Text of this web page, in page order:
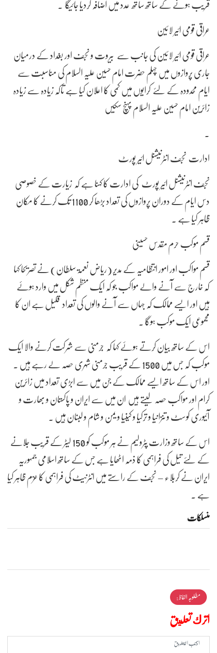
عراقی قومی ائیر لائین
عراقی قومی ائیر لائین کی جانب سے بیروت و نجف اور بغداد کے درمیان
جاری پروازوں میں چہلم حضرت امام حسین علیہ السلام کی مناسبت سے
ایام محدودہ کے لئے کرایوں میں کمی کا اعلان کیا ہے تاکہ زیادہ سے زیادہ
زائرین امام حسین علیہ السلام پہنچ سکیں
۔
ادارت نجف انٹرنیشنل ائیر پورٹ
نجف انٹرنیشنل ائیر پورٹ کی ادارت کا کہنا ہے کہ زیارت کے خصوصی
دس ایام کے دوران پروازوں کی تعداد بڑھا کر 1100 تک کرنے کا مکان
ظاہر کیا ہے ۔
قسم موکب حرم مقدس حسینی
قسم مواکب اور امور انتظامیہ کے مدیر (ریاض نعمۃ سلطان) نے تصریحا کہا
کہ خارج سے آنے والے مواکب جو کہ ایک منظم شکل میں وارد ہوئے
ہیں اور ایسے ممالک کہ جہاں سے آنے والوں کی تعداد قلیل ہے ان کا
مجموعی ایک موکب ہوگا ۔
اس کے ساتھ بیان کرتے ہوئے کہا کہ جرمنی سے شرکت کرنے والا ایک
موکب کہ جس میں 1500 کے قریب جرمنی شہری حصہ لے رہے ہیں ۔
اور اس کے ساتھ ایسے ممالک کے جن میں سے ابڑی تعداد میں زائرین
کرام اور مواکب حصہ لیتے ہیں ان میں سے ایران و پاکستان و بھارت و
آئیوری کوسٹ و تنزانیا و ترکیا و کینیا و یمن و شام و لبنان ہیں ۔
اس کے ساتھ وزارت پٹرولیم نے ہر موکب کو 150 لیٹر کے قریب جلانے
کے لئے تیل کی فراہمی کا ذمہ اٹھایا ہے جس کے ساتھ اسلامی جمہوریہ
ایران نے کربلاء – نجف کے راستے میں انٹرنیٹ کی فراہمی کا عزم ظاہر کیا
ہے ۔
منسلکات
مطلوبہ الفاظ :
اترك تعليق